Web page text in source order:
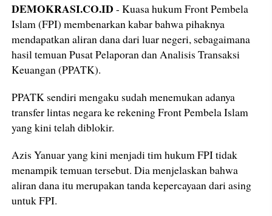
DEMOKRASI.CO.ID - Kuasa hukum Front Pembela
Islam (FPI) membenarkan kabar bahwa pihaknya
mendapatkan aliran dana dari luar negeri, sebagaimana
hasil temuan Pusat Pelaporan dan Analisis Transaksi
Keuangan (PPATK).
PPATK sendiri mengaku sudah menemukan adanya
transfer lintas negara ke rekening Front Pembela Islam
yang kini telah diblokir.
Azis Yanuar yang kini menjadi tim hukum FPI tidak
menampik temuan tersebut. Dia menjelaskan bahwa
aliran dana itu merupakan tanda kepercayaan dari asing
untuk FPI.